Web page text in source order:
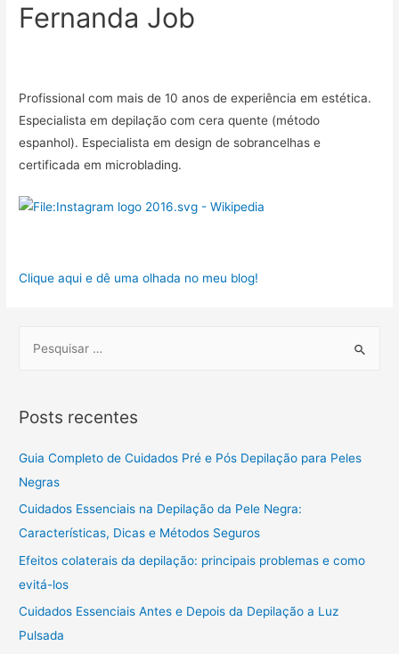
Fernanda Job
Profissional com mais de 10 anos de experiência em estética.
Especialista em depilação com cera quente (método
espanhol). Especialista em design de sobrancelhas e
certificada em microblading.
Clique aqui e dê uma olhada no meu blog!
r
h
f
o
r
:
Posts recentes
Guia Completo de Cuidados Pré e Pós Depilação para Peles
Negras
Cuidados Essenciais na Depilação da Pele Negra:
Características, Dicas e Métodos Seguros
Efeitos colaterais da depilação: principais problemas e como
evitá-los
Cuidados Essenciais Antes e Depois da Depilação a Luz
Pulsada